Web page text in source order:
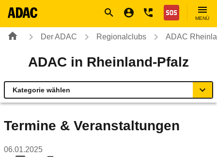
Nothilfe
MENÜ
Der ADAC Regionalclubs ADAC
ADAC in Rheinland-Pfalz
Kategorie wählen
Termine & Veranstaltungen
06.01.2025